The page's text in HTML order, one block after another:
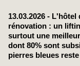
13.03.2026 -
rénovation : un
surtout une
dont 80% sont
pierres bleues